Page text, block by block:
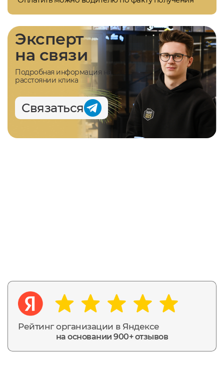
Рейтинг организации в Яндексе
на основании 900+ отзывов
Эксперт
на связи
Подробная информация на
расстоянии клика
Связаться